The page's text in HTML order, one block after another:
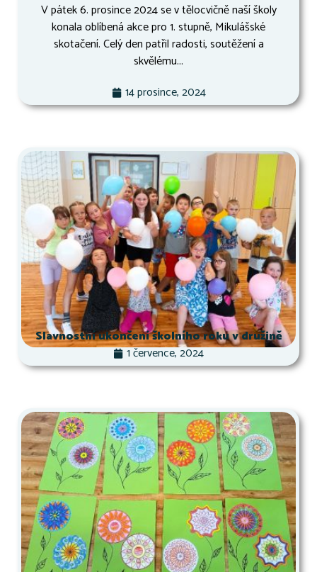
V pátek 6. prosince 2024 se v tělocvičně naší školy
konala oblíbená akce pro 1. stupně, Mikulášské
skotačení. Celý den patřil radosti, soutěžení a
skvělému...
14 prosince, 2024
Slavnostní ukončení školního roku v družině
1 července, 2024